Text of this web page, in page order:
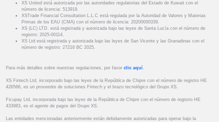
XS United está autorizada por las autoridades regulatorias del Estado de Kuwait con el
número de licencia: 513918.
XSTrade Financial Consultation L.L.C está regulada por la Autoridad de Valores y Materias
Primas de los EAU (CMA) con el número de licencia: 20200000339.
XS (LC) LTD. está registrada y autorizada bajo las leyes de Santa Lucía con el número de
registro: 2025-00114.
XS Ltd está registrada y autorizada bajo las leyes de San Vicente y las Granadinas con el
número de registro: 27216 BC 2025.
Para más detalles sobre nuestras regulaciones, por favor clic aquí .
XS Fintech Ltd, incorporado bajo las leyes de la República de Chipre con el número de registro HE
426566, es un proveedor de soluciones Fintech y el brazo tecnológico del Grupo XS.
Ficupay Ltd, incorporada bajo las leyes de la República de Chipre con el número de registro HE
433983, es el agente de pagos del Grupo XS.
Las entidades mencionadas anteriormente están debidamente autorizadas para operar bajo la